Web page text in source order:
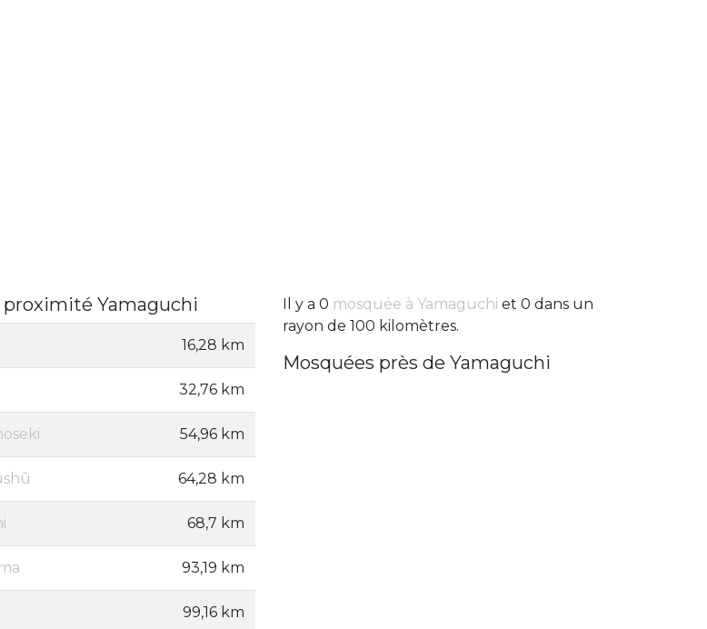
proximité Yamaguchi
16,28 km
32,76 km
54,96 km
64,28 km
68,7 km
93,19 km
99,16 km
Il y a 0 mosquée à Yamaguchi et 0 dans un
rayon de 100 kilomètres.
Mosquées près de Yamaguchi